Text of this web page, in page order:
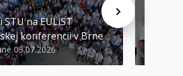
STU na EULiST
konferencii v Brne
03.07.2026